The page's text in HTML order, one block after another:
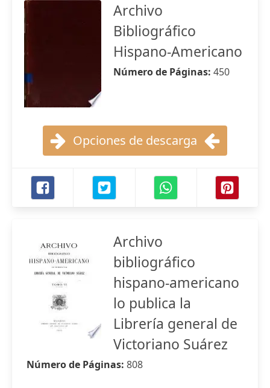
Archivo
Bibliográfico
Hispano-Americano
Número de Páginas: 450
Opciones de descarga
Archivo
bibliográfico
hispano-americano
lo publica la
Librería general de
Victoriano Suárez
Número de Páginas: 808